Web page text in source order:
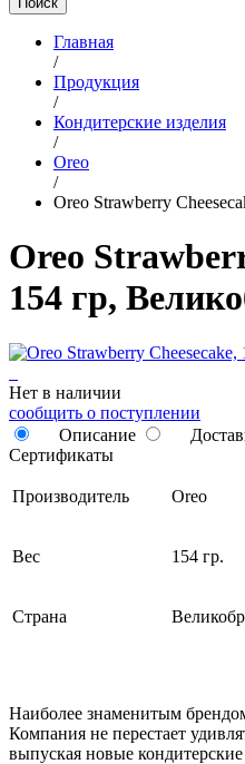
Главная
/
Продукция
/
Кондитерские изделия
/
Oreo
/
Oreo Strawberry
Oreo
154 гр,
Нет в наличии
сообщить о поступлении
Описание
Сертификаты
Производитель Oreo
Вес 154 гр.
Страна
Наиболее знаменитым
Компания не перестает
выпуская новые